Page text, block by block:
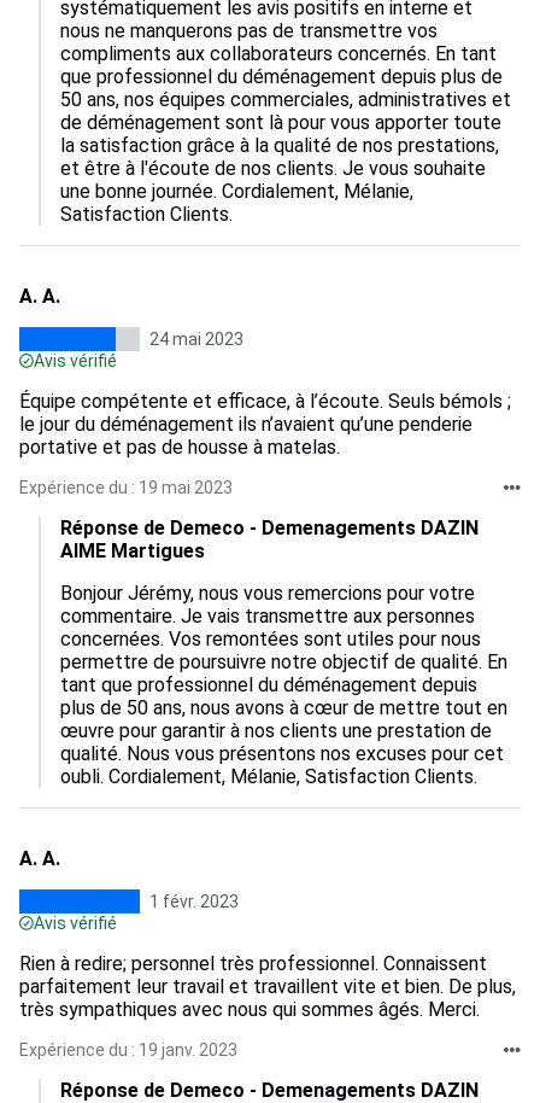
systématiquement les avis positifs en interne et
nous ne manquerons pas de transmettre vos
compliments aux collaborateurs concernés. En tant
que professionnel du déménagement depuis plus de
50 ans, nos équipes commerciales, administratives et
de déménagement sont là pour vous apporter toute
la satisfaction grâce à la qualité de nos prestations,
et être à l'écoute de nos clients. Je vous souhaite
une bonne journée. Cordialement, Mélanie,
Satisfaction Clients.
A. A.
24 mai 2023
Avis vérifié
Équipe compétente et efficace, à l’écoute. Seuls bémols ;
le jour du déménagement ils n’avaient qu’une penderie
portative et pas de housse à matelas.
Expérience du : 19 mai 2023
Réponse de Demeco - Demenagements DAZIN
AIME Martigues
Bonjour Jérémy, nous vous remercions pour votre
commentaire. Je vais transmettre aux personnes
concernées. Vos remontées sont utiles pour nous
permettre de poursuivre notre objectif de qualité. En
tant que professionnel du déménagement depuis
plus de 50 ans, nous avons à cœur de mettre tout en
œuvre pour garantir à nos clients une prestation de
qualité. Nous vous présentons nos excuses pour cet
oubli. Cordialement, Mélanie, Satisfaction Clients.
A. A.
1 févr. 2023
Avis vérifié
Rien à redire; personnel très professionnel. Connaissent
parfaitement leur travail et travaillent vite et bien. De plus,
très sympathiques avec nous qui sommes âgés. Merci.
Expérience du : 19 janv. 2023
Réponse de Demeco - Demenagements DAZIN